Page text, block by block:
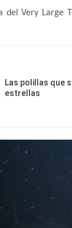
Very Large
Las polillas que
estrellas